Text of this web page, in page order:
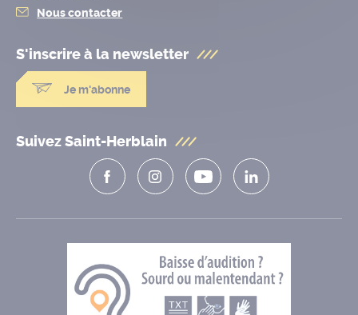
Nous contacter
S'inscrire à la newsletter
Je m'abonne
Suivez Saint-Herblain